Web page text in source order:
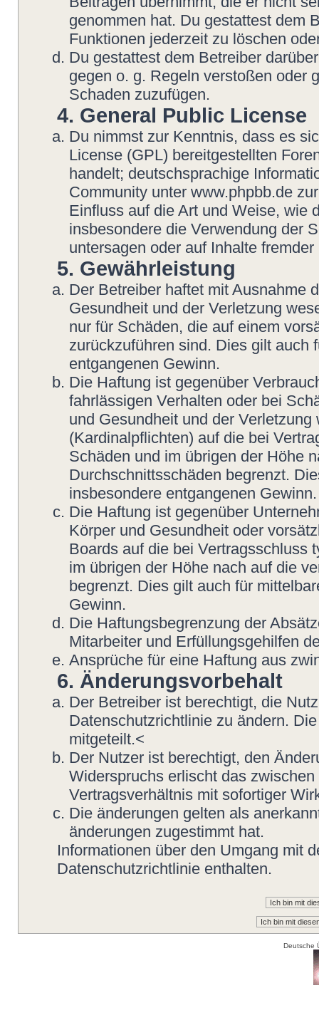
genommen hat. Du gestattest dem
Funktionen jederzeit zu löschen
Du gestattest dem Betreiber
gegen o. g. Regeln verstoßen oder
Schaden zuzufügen.
4. General Public License
Du nimmst zur Kenntnis, dass es
License (GPL) bereitgestellten
handelt; deutschsprachige
Community unter www.phpbb.de
Einfluss auf die Art und Weise, wie
insbesondere die Verwendung der
untersagen oder auf Inhalte
5. Gewährleistung
Der Betreiber haftet mit Ausnahme
Gesundheit und der Verletzung
nur für Schäden, die auf einem
zurückzuführen sind. Dies gilt auch
entgangenen Gewinn.
Die Haftung ist gegenüber
fahrlässigen Verhalten oder bei
und Gesundheit und der
(Kardinalpflichten) auf die bei
Schäden und im übrigen der Höhe
Durchschnittsschäden begrenzt.
insbesondere entgangenen Gewinn.
Die Haftung ist gegenüber
Körper und Gesundheit oder
Boards auf die bei Vertragsschluss
im übrigen der Höhe nach auf die
begrenzt. Dies gilt auch für
Gewinn.
Die Haftungsbegrenzung der
Mitarbeiter und Erfüllungsgehilfen
Ansprüche für eine Haftung aus
6. Änderungsvorbehalt
Der Betreiber ist berechtigt, die
Datenschutzrichtlinie zu ändern.
mitgeteilt.<
Der Nutzer ist berechtigt, den
Widerspruchs erlischt das
Vertragsverhältnis mit sofortiger
Die änderungen gelten als
änderungen zugestimmt hat.
Informationen über den Umgang mit
Datenschutzrichtlinie enthalten.
Deutsche